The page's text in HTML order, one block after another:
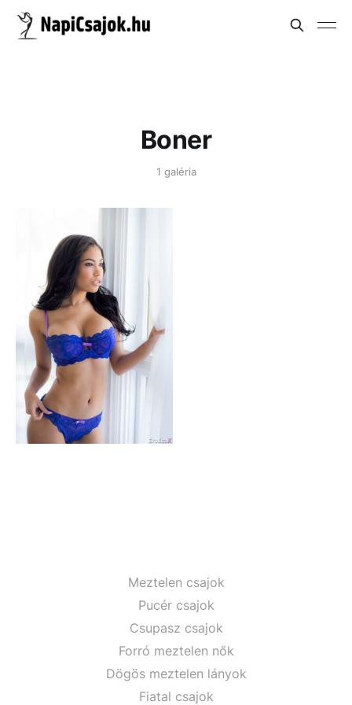
Boner
1 galéria
Meztelen csajok
Pucér csajok
Csupasz csajok
Forró meztelen nők
Dögös meztelen lányok
Fiatal csajok